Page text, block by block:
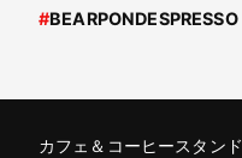
#BEARPONDESPRESSO
カフェ＆コーヒースタンド